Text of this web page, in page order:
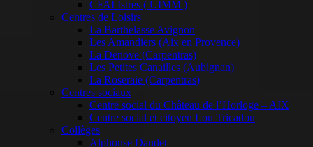
CFAI Istres ( UIMM )
Centres de Loisirs
La Barthelasse Avignon
Les Amandiers (Aix en Provence)
La Denove (Carpentras)
Les Petites Canailles (Aubignan)
La Roseraie (Carpentras)
Centres sociaux
Centre social du Château de l’Horloge – AIX
Centre social et citoyen Lou Tricadou
Collèges
Alphonse Daudet